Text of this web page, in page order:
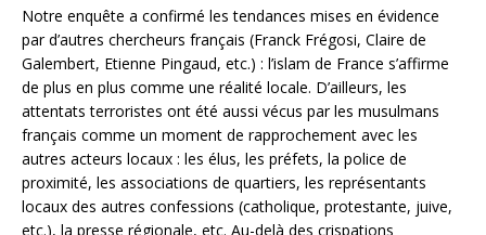
Notre enquête a confirmé les tendances mises en évidence
par d’autres chercheurs français (Franck Frégosi, Claire de
Galembert, Etienne Pingaud, etc.) : l’islam de France s’affirme
de plus en plus comme une réalité locale. D’ailleurs, les
attentats terroristes ont été aussi vécus par les musulmans
français comme un moment de rapprochement avec les
autres acteurs locaux : les élus, les préfets, la police de
proximité, les associations de quartiers, les représentants
locaux des autres confessions (catholique, protestante, juive,
etc.), la presse régionale, etc. Au-delà des crispations